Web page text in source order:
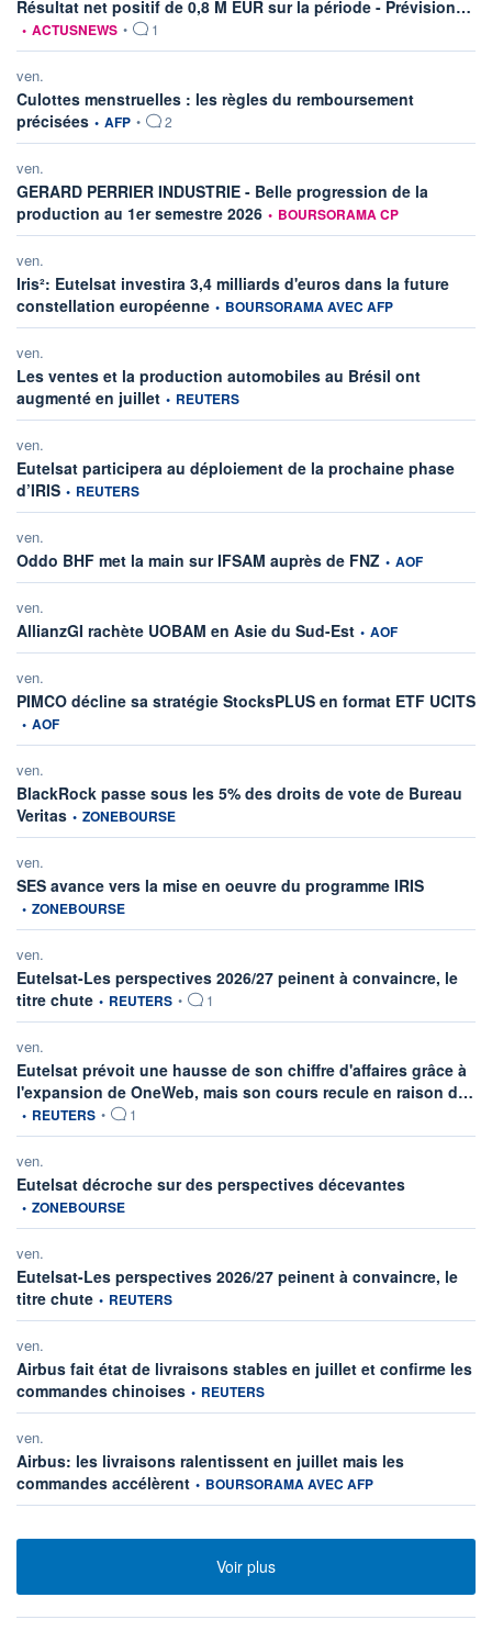
Résultat net positif de 0,8 M EUR sur la période - Prévision…
• ACTUSNEWS • 1
ven.
Culottes menstruelles : les règles du remboursement
précisées information fournie par
• AFP • 2
ven.
GERARD PERRIER INDUSTRIE - Belle progression de la
production au 1er semestre 2026 information fournie par
• BOURSORAMA CP
ven.
Iris²: Eutelsat investira 3,4 milliards d'euros dans la future
constellation européenne information fournie par
• BOURSORAMA AVEC AFP
ven.
Les ventes et la production automobiles au Brésil ont
augmenté en juilletinformation fournie par
• REUTERS
ven.
Eutelsat participera au déploiement de la prochaine phase
d’IRISinformation fournie par
• REUTERS
ven.
Oddo BHF met la main sur IFSAM auprès de FNZ information
• AOF
ven.
AllianzGI rachète UOBAM en Asie du Sud-Estinformation fournie par
• AOF
ven.
PIMCO décline sa stratégie StocksPLUS en format ETF UCITS
• AOF
ven.
BlackRock passe sous les 5% des droits de vote de Bureau
Veritas information fournie par
• ZONEBOURSE
ven.
SES avance vers la mise en oeuvre du programme IRIS
• ZONEBOURSE
ven.
Eutelsat-Les perspectives 2026/27 peinent à convaincre, le
titre chute information fournie par
• REUTERS • 1
ven.
Eutelsat prévoit une hausse de son chiffre d'affaires grâce à
l'expansion de OneWeb, mais son cours recule en raison d…
• REUTERS • 1
ven.
Eutelsat décroche sur des perspectives décevantes
• ZONEBOURSE
ven.
Eutelsat-Les perspectives 2026/27 peinent à convaincre, le
titre chute information fournie par
• REUTERS
ven.
Airbus fait état de livraisons stables en juillet et confirme les
commandes chinoises information fournie par
• REUTERS
ven.
Airbus: les livraisons ralentissent en juillet mais les
commandes accélèrentinformation fournie par
• BOURSORAMA AVEC AFP
Voir plus